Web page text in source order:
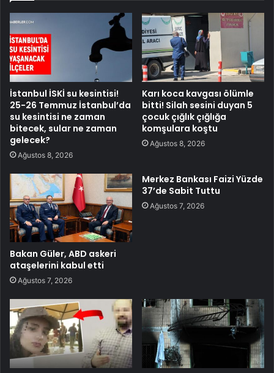
İstanbul İSKİ su kesintisi!
25-26 Temmuz İstanbul’da
su kesintisi ne zaman
bitecek, sular ne zaman
gelecek?
Ağustos 8, 2026
Karı koca kavgası ölümle
bitti! Silah sesini duyan 5
çocuk çığlık çığlığa
komşulara koştu
Ağustos 8, 2026
Bakan Güler, ABD askeri
ataşelerini kabul etti
Ağustos 7, 2026
Merkez Bankası Faizi Yüzde
37’de Sabit Tuttu
Ağustos 7, 2026